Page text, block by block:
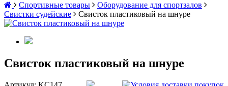
Спортивные товары
Оборудование для спортзалов
Свистки судейские
Свисток пластиковый на шнуре
Свисток пластиковый на шнуре